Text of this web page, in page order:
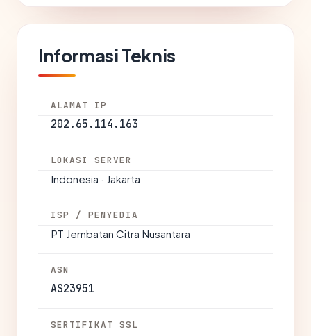
Informasi Teknis
ALAMAT IP
202.65.114.163
LOKASI SERVER
Indonesia · Jakarta
ISP / PENYEDIA
PT Jembatan Citra Nusantara
ASN
AS23951
SERTIFIKAT SSL